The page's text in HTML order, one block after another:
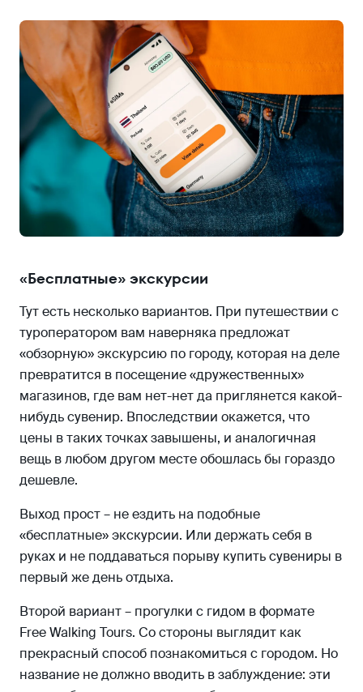
«Бесплатные» экскурсии
Тут есть несколько вариантов. При путешествии с
туроператором вам наверняка предложат
«обзорную» экскурсию по городу, которая на деле
превратится в посещение «дружественных»
магазинов, где вам нет-нет да приглянется какой-
нибудь сувенир. Впоследствии окажется, что
цены в таких точках завышены, и аналогичная
вещь в любом другом месте обошлась бы гораздо
дешевле.
Выход прост – не ездить на подобные
«бесплатные» экскурсии. Или держать себя в
руках и не поддаваться порыву купить сувениры в
первый же день отдыха.
Второй вариант – прогулки с гидом в формате
Free Walking Tours. Со стороны выглядит как
прекрасный способ познакомиться с городом. Но
название не должно вводить в заблуждение: эти